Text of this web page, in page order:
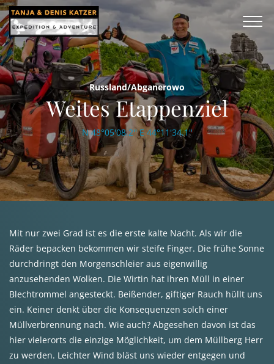
Russland/Abganerowo
Weites Etappenziel
N 48°05'08.2'' E 44°11'34.1''
Mit nur zwei Grad ist es die erste kalte Nacht. Als wir die
Räder bepacken bekommen wir steife Finger. Die frühe Sonne
durchdringt den Morgenschleier aus eigenwillig
anzusehenden Wolken. Die Wirtin hat ihren Müll in einer
Blechtrommel angesteckt. Beißender, giftiger Rauch hüllt uns
ein. Keiner denkt über die Konsequenzen solch einer
Müllverbrennung nach. Wie auch? Abgesehen davon ist das
hier vielerorts die einzige Möglichkeit, um dem Müllberg Herr
zu werden. Leichter Wind bläst uns wieder entgegen und